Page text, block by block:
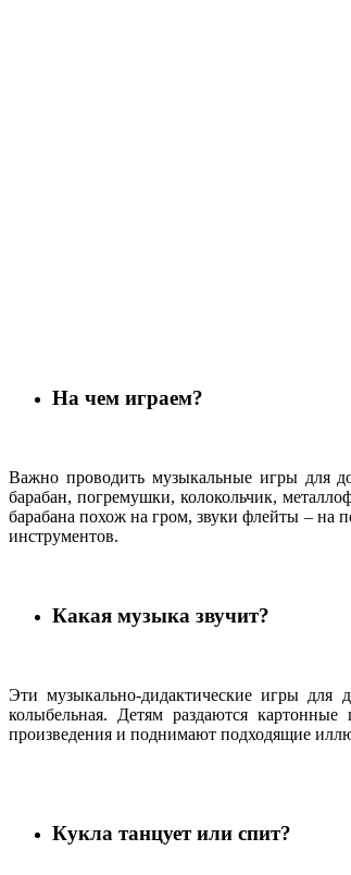
На чем играем?
Важно проводить музыкальные игры для
барабан, погремушки, колокольчик,
барабана похож на гром, звуки флейты – на
инструментов.
Какая музыка звучит?
Эти музыкально-дидактические игры для
колыбельная. Детям раздаются
произведения и поднимают подходящие
Кукла танцует или спит?